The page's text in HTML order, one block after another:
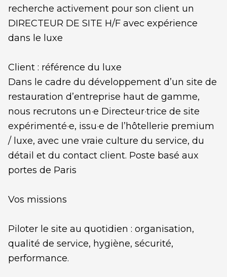
recherche activement pour son client un
DIRECTEUR DE SITE H/F avec expérience
dans le luxe
Client : référence du luxe
Dans le cadre du développement d’un site de
restauration d’entreprise haut de gamme,
nous recrutons un·e Directeur·trice de site
expérimenté·e, issu·e de l’hôtellerie premium
/ luxe, avec une vraie culture du service, du
détail et du contact client. Poste basé aux
portes de Paris
Vos missions
Piloter le site au quotidien : organisation,
qualité de service, hygiène, sécurité,
performance.